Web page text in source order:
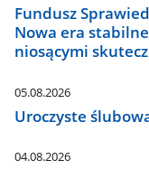
Fundusz
Nowa era
niosącymi
05.08.2026
Uroczyste
04.08.2026